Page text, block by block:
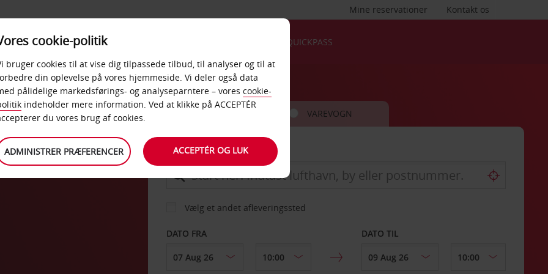
Kontakt os
Mine reservationer
PRODUKTER &
KONTORER
QUICKPASS
BIL VAREVOGN
AFHENT FRA
Vælg et andet afleveringssted
DATO FRA DATO TIL
cookie-politik
bruger cookies til at vise dig tilpassede tilbud, til analyser og til at
din oplevelse på vores hjemmeside. Vi deler også data
pålidelige markedsførings- og analyseparntere – vores cookie-
indeholder mere information. Ved at klikke på ACCEPTÉR
du vores brug af cookies.
ADMINISTRER PRÆFERENCER ACCEPTÉR OG LUK